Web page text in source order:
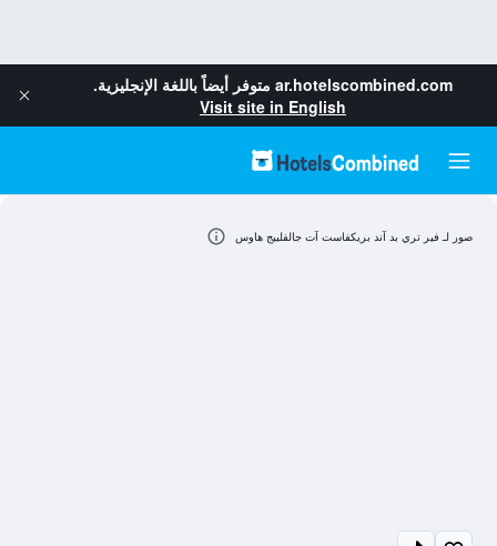
ar.hotelscombined.com متوفر أيضاً باللغة الإنجليزية.
Visit site in English
صور لـ فير تري بد آند بريكفاست آت جالفلبيج هاوس